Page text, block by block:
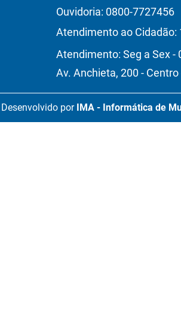
Ouvidoria: 0800-7727456
Atendimento ao Cidadão:
Atendimento: Seg a Sex -
Av. Anchieta, 200 -
Desenvolvido por IMA - Informática de